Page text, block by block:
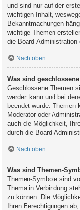
und sind nur auf der
wichtigen Inhalt,
Bekanntmachungen
wichtige Themen
die Board-Administration
Nach oben
Was sind
Geschlossene Themen
werden kann und bei
beendet wurde. Themen
Moderator oder
auch die Möglichkeit,
durch die Board-
Nach oben
Was sind Themen-
Themen-Symbole sind
Thema in Verbindung
zu können. Die
Ihren Berechtigungen